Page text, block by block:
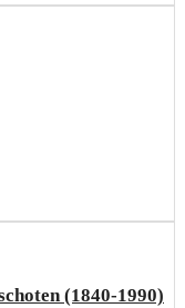
(1840-1990)